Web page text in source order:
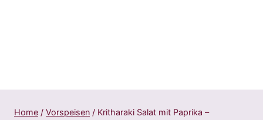
Home / Vorspeisen / Kritharaki Salat mit Paprika –